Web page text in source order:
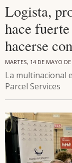
Logista,
hace
hacerse
MARTES, 14 DE MAYO
La multinacional
Parcel Services